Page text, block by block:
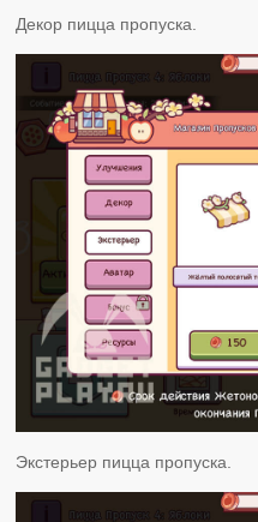
Декор пицца пропуска.
Экстерьер пицца пропуска.